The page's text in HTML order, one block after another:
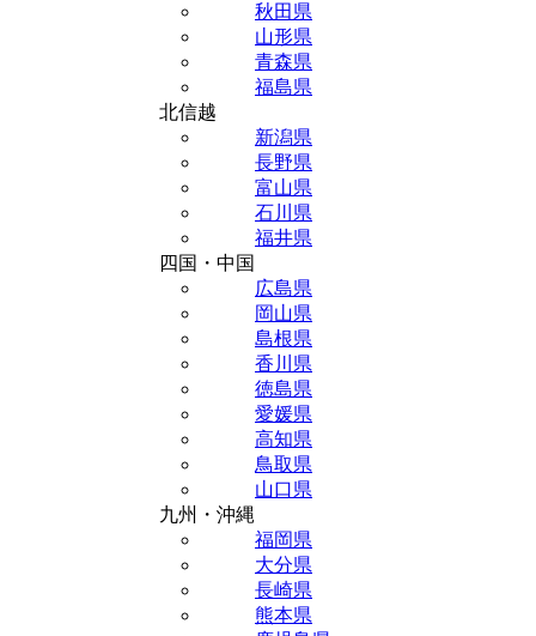
秋田県
山形県
青森県
福島県
北信越
新潟県
長野県
富山県
石川県
福井県
四国・中国
広島県
岡山県
島根県
香川県
徳島県
愛媛県
高知県
鳥取県
山口県
九州・沖縄
福岡県
大分県
長崎県
熊本県